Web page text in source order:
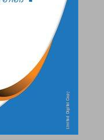
תוכן העניינים ... 3